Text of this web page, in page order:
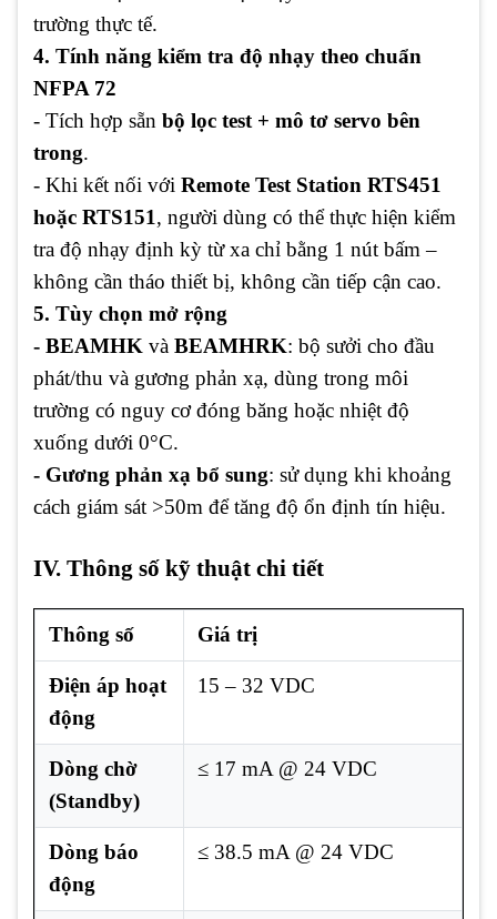
trường thực tế.
4. Tính năng kiểm tra độ nhạy theo chuẩn
NFPA 72
- Tích hợp sẵn bộ lọc test + mô tơ servo bên
trong.
- Khi kết nối với Remote Test Station RTS451
hoặc RTS151, người dùng có thể thực hiện kiểm
tra độ nhạy định kỳ từ xa chỉ bằng 1 nút bấm –
không cần tháo thiết bị, không cần tiếp cận cao.
5. Tùy chọn mở rộng
- BEAMHK và BEAMHRK: bộ sưởi cho đầu
phát/thu và gương phản xạ, dùng trong môi
trường có nguy cơ đóng băng hoặc nhiệt độ
xuống dưới 0°C.
- Gương phản xạ bổ sung: sử dụng khi khoảng
cách giám sát >50m để tăng độ ổn định tín hiệu.
IV. Thông số kỹ thuật chi tiết
Thông số Giá trị
Điện áp hoạt
động
15 – 32 VDC
Dòng chờ
(Standby)
≤ 17 mA @ 24 VDC
Dòng báo
động
≤ 38.5 mA @ 24 VDC